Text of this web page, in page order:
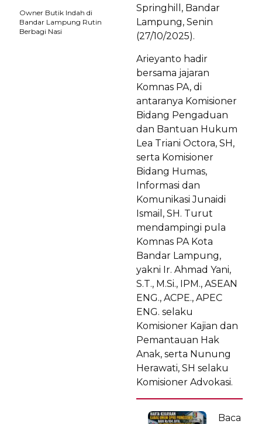
Springhill, Bandar
Lampung, Senin
(27/10/2025).
Arieyanto hadir
bersama jajaran
Komnas PA, di
antaranya Komisioner
Bidang Pengaduan
dan Bantuan Hukum
Lea Triani Octora, SH,
serta Komisioner
Bidang Humas,
Informasi dan
Komunikasi Junaidi
Ismail, SH. Turut
mendampingi pula
Komnas PA Kota
Bandar Lampung,
yakni Ir. Ahmad Yani,
S.T., M.Si., IPM., ASEAN
ENG., ACPE., APEC
ENG. selaku
Komisioner Kajian dan
Pemantauan Hak
Anak, serta Nunung
Herawati, SH selaku
Komisioner Advokasi.
Baca
Owner Butik Indah di
Bandar Lampung Rutin
Berbagi Nasi